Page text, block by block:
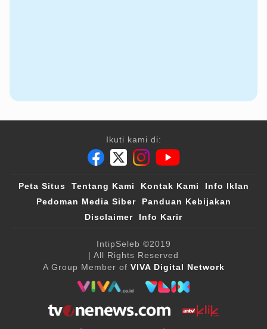
Ikuti kami di:
Peta Situs Tentang Kami Kontak Kami
Info Iklan
Pedoman Media Siber
Panduan Kebijakan
Disclaimer
Info Karir
IntipSeleb ©2019
| All Rights Reserved
A Group Member of VIVA Digital Network